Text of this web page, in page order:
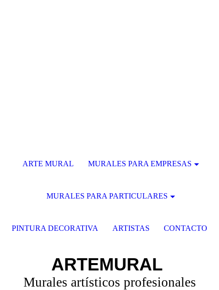
ARTEMURAL
Murales artísticos profesionales
ARTE MURAL MURALES PARA EMPRESAS
MURALES PARA PARTICULARES
PINTURA DECORATIVA ARTISTAS CONTACTO